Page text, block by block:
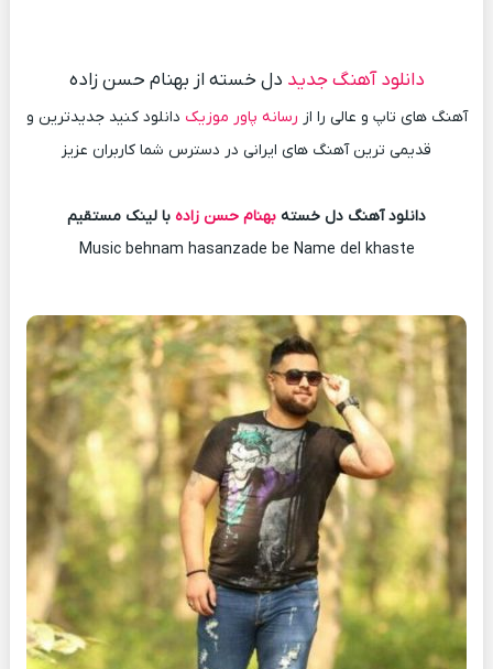
دانلود آهنگ جدید دل خسته از بهنام حسن زاده
آهنگ های تاپ و عالی را از رسانه پاور موزیک دانلود کنید جدیدترین و
قدیمی ترین آهنگ های ایرانی در دسترس شما کاربران عزیز
دانلود آهنگ دل خسته بهنام حسن زاده با لینک مستقیم
Music behnam hasanzade be Name del khaste